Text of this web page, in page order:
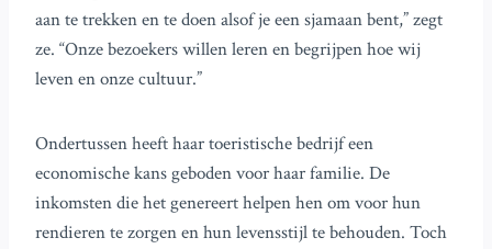
aan te trekken en te doen alsof je een sjamaan bent,” zegt
ze. “Onze bezoekers willen leren en begrijpen hoe wij
leven en onze cultuur.”
Ondertussen heeft haar toeristische bedrijf een
economische kans geboden voor haar familie. De
inkomsten die het genereert helpen hen om voor hun
rendieren te zorgen en hun levensstijl te behouden. Toch